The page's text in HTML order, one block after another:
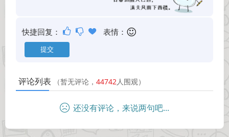
快捷回复： 表情：
评论列表 （暂无评论， 44742人围观）
还没有评论，来说两句吧...